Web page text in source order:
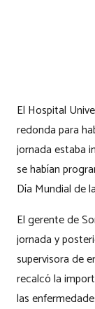
El Hospital
redonda para
jornada estaba
se habían
Día Mundial de
El gerente de
jornada y
supervisora de
recalcó la
las